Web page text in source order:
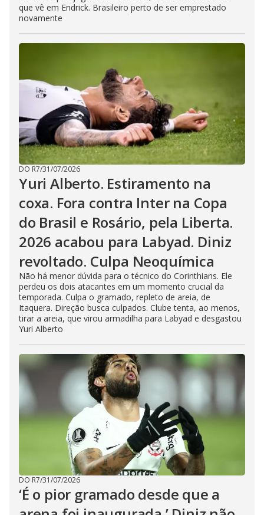
que vê em Endrick. Brasileiro perto de ser emprestado
novamente
DO R7/31/07/2026
Yuri Alberto. Estiramento na
coxa. Fora contra Inter na Copa
do Brasil e Rosário, pela Liberta.
2026 acabou para Labyad. Diniz
revoltado. Culpa Neoquímica
Não há menor dúvida para o técnico do Corinthians. Ele
perdeu os dois atacantes em um momento crucial da
temporada. Culpa o gramado, repleto de areia, de
Itaquera. Direção busca culpados. Clube tenta, ao menos,
tirar a areia, que virou armadilha para Labyad e desgastou
Yuri Alberto
DO R7/31/07/2026
‘É o pior gramado desde que a